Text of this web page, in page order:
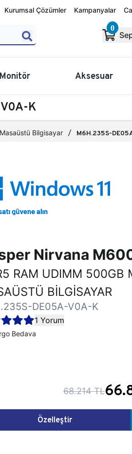
Kurumsal Çözümler Kampanyalar
0
Monitör Aksesuar
K
Bilgisayar M6H.235S-
Nirvana
RAM UDIMM 500GB
BİLGİSAYAR
DE05A-V0A-K
1 Yorum
Bedava
68.214 TL
Özelleştir